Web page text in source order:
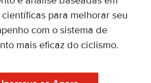
para melhorar seu
com o sistema de
mais eficaz do ciclismo.